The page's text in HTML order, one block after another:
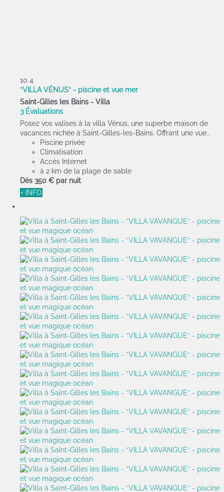
10 4
*VILLA VÉNUS* - piscine et vue mer
Saint-Gilles les Bains - Villa
3 Évaluations
Posez vos valises à la villa Vénus, une superbe maison de
vacances nichée à Saint-Gilles-les-Bains. Offrant une vue...
Piscine privée
Climatisation
Accès Internet
à 2 km de la plage de sable
Dès 350 € par nuit
+ INFO